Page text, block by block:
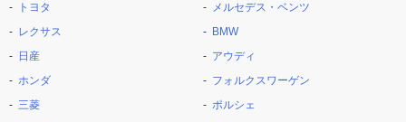
トヨタ
レクサス
日産
ホンダ
三菱
メルセデス・ベンツ
BMW
アウディ
フォルクスワーゲン
ポルシェ